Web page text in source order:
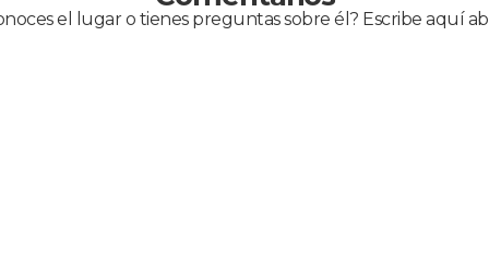
el lugar o tienes preguntas sobre él? Escribe aquí